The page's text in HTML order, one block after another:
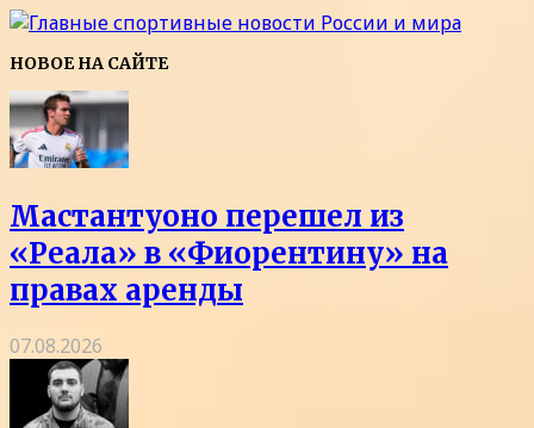
НОВОЕ НА САЙТЕ
Мастантуоно перешел из
«Реала» в «Фиорентину» на
правах аренды
07.08.2026